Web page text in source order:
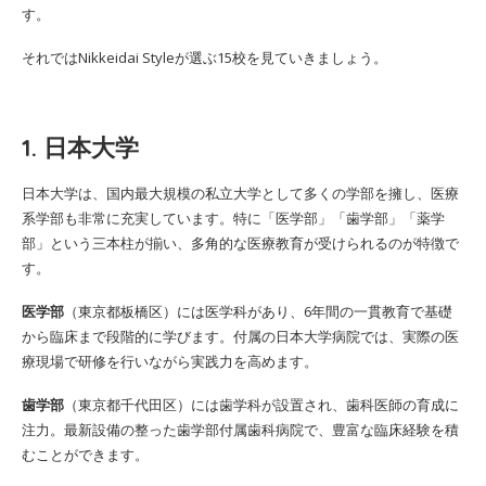
す。
それではNikkeidai Styleが選ぶ15校を見ていきましょう。
1. 日本大学
日本大学は、国内最大規模の私立大学として多くの学部を擁し、医療
系学部も非常に充実しています。特に「医学部」「歯学部」「薬学
部」という三本柱が揃い、多角的な医療教育が受けられるのが特徴で
す。
医学部 （東京都板橋区）には医学科があり、6年間の一貫教育で基礎
から臨床まで段階的に学びます。付属の日本大学病院では、実際の医
療現場で研修を行いながら実践力を高めます。
歯学部 （東京都千代田区）には歯学科が設置され、歯科医師の育成に
注力。最新設備の整った歯学部付属歯科病院で、豊富な臨床経験を積
むことができます。